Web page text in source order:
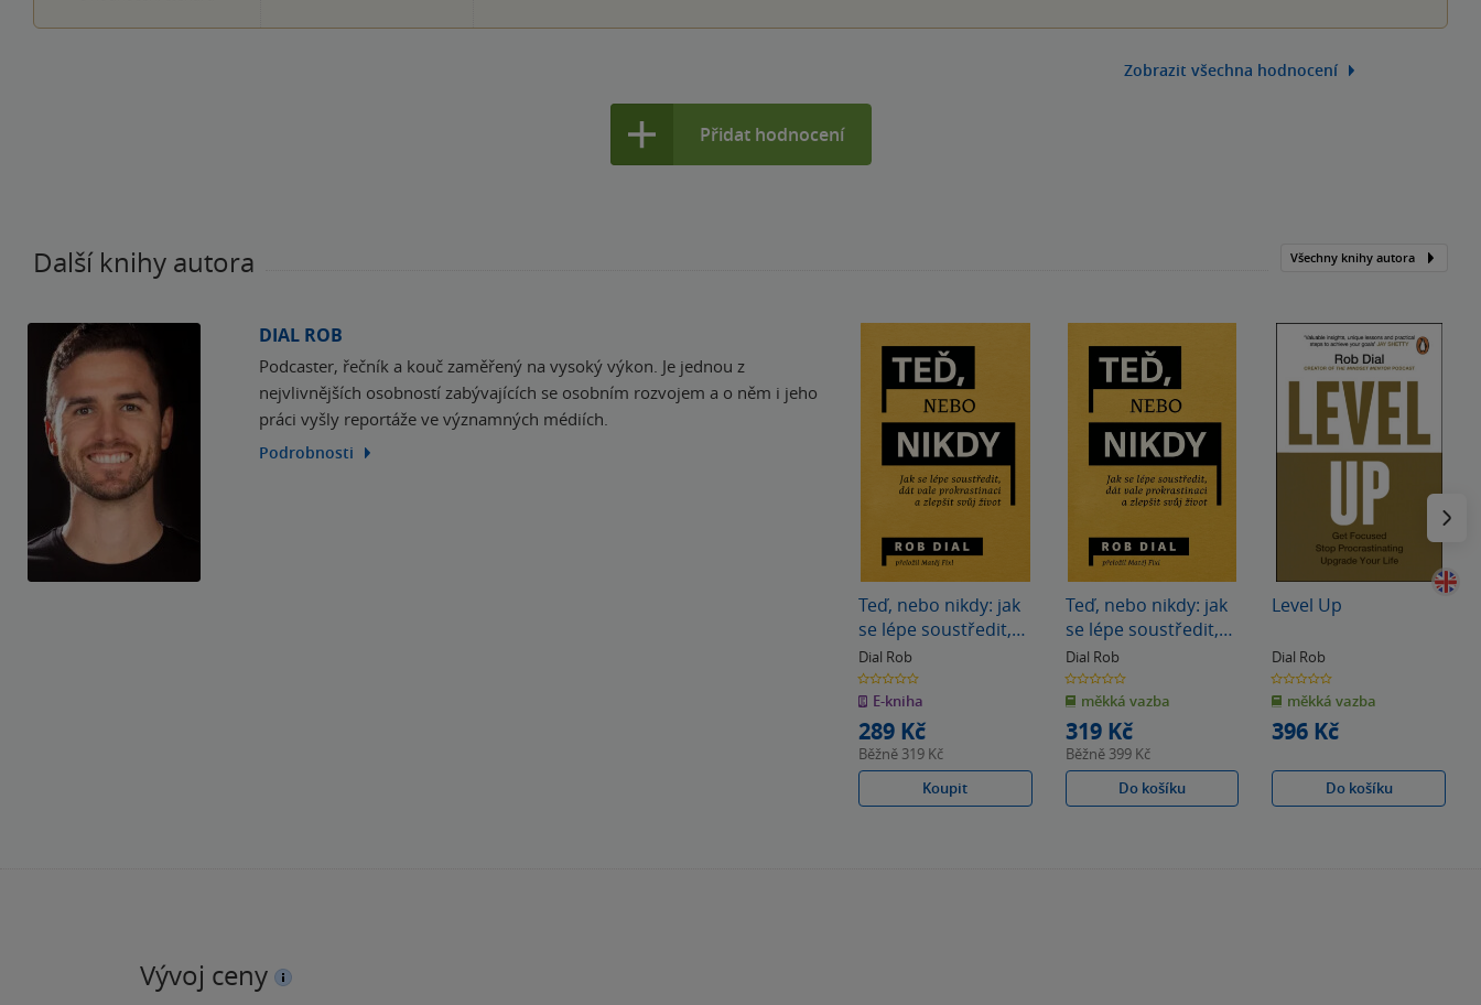
Zobrazit všechna hodnocení
Přidat hodnocení
Další knihy autora Všechny knihy autora
DIAL ROB
Podcaster, řečník a kouč zaměřený na vysoký výkon. Je jednou z
nejvlivnějších osobností zabývajících se osobním rozvojem a o něm i jeho
práci vyšly reportáže ve významných médiích.
Podrobnosti
Teď, nebo nikdy: jak
se lépe soustředit,
dát vale
prokrastinaci a
zlepšit svůj život
Dial Rob
0.0
z
5
hvězdiček
E-kniha
289 Kč
Běžně 319 Kč
Koupit
Teď, nebo nikdy: jak
se lépe soustředit,
dát vale
prokrastinaci a
zlepšit svůj život
Dial Rob
0.0
z
5
hvězdiček
měkká vazba
319 Kč
Běžně 399 Kč
Do košíku
Level Up
Dial Rob
0.0
z
5
hvězdiček
měkká vazba
396 Kč
Do košíku
Vývoj ceny